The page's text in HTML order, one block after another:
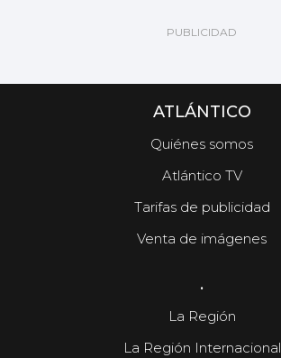
ATLÁNTICO
Quiénes somos
Atlántico TV
Tarifas de publicidad
Venta de imágenes
.
La Región
La Región Internacional